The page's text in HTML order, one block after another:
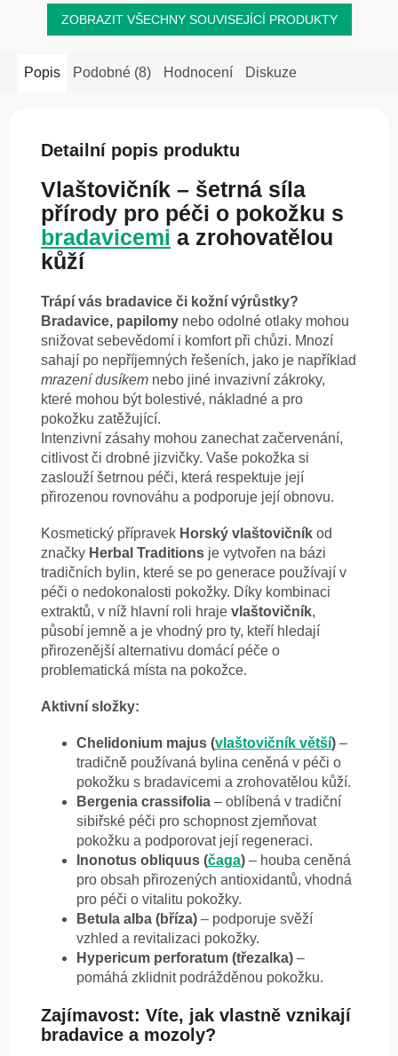
ZOBRAZIT VŠECHNY SOUVISEJÍCÍ PRODUKTY
Popis Podobné (8) Hodnocení Diskuze
Detailní popis produktu
Vlaštovičník – šetrná síla
přírody pro péči o pokožku s
bradavicemi a zrohovatělou
kůží
Trápí vás bradavice či kožní výrůstky?
Bradavice, papilomy nebo odolné otlaky mohou
snižovat sebevědomí i komfort při chůzi. Mnozí
sahají po nepříjemných řešeních, jako je například
mrazení dusíkem nebo jiné invazivní zákroky,
které mohou být bolestivé, nákladné a pro
pokožku zatěžující.
Intenzivní zásahy mohou zanechat začervenání,
citlivost či drobné jizvičky. Vaše pokožka si
zaslouží šetrnou péči, která respektuje její
přirozenou rovnováhu a podporuje její obnovu.
Kosmetický přípravek Horský vlaštovičník od
značky Herbal Traditions je vytvořen na bázi
tradičních bylin, které se po generace používají v
péči o nedokonalosti pokožky. Díky kombinaci
extraktů, v níž hlavní roli hraje vlaštovičník,
působí jemně a je vhodný pro ty, kteří hledají
přirozenější alternativu domácí péče o
problematická místa na pokožce.
Aktivní složky:
Chelidonium majus (vlaštovičník větší) –
tradičně používaná bylina ceněná v péči o
pokožku s bradavicemi a zrohovatělou kůží.
Bergenia crassifolia – oblíbená v tradiční
sibiřské péči pro schopnost zjemňovat
pokožku a podporovat její regeneraci.
Inonotus obliquus (čaga) – houba ceněná
pro obsah přirozených antioxidantů, vhodná
pro péči o vitalitu pokožky.
Betula alba (bříza) – podporuje svěží
vzhled a revitalizaci pokožky.
Hypericum perforatum (třezalka) –
pomáhá zklidnit podrážděnou pokožku.
Zajímavost: Víte, jak vlastně vznikají
bradavice a mozoly?